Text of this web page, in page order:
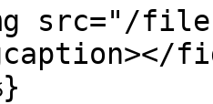
src="/